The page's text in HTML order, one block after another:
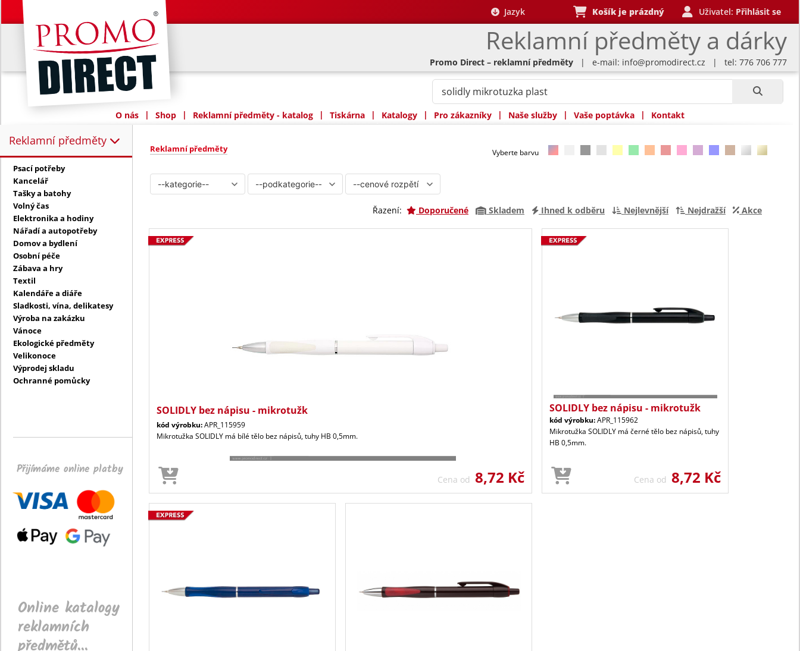
Reklamní předměty a dárky
Jazyk Košík je prázdný Uživatel: Přihlásit se
Promo Direct – reklamní předměty | e-mail: info@promodirect.cz | tel: 776 706 777
O nás | Shop | Reklamní předměty - katalog | Tiskárna | Katalogy | Pro zákazníky | Naše služby | Vaše poptávka | Kontakt
Reklamní předměty
Reklamní předměty:
Psací potřeby
Kancelář
Tašky a batohy
Volný čas
Elektronika a hodiny
Nářadí a autopotřeby
Domov a bydlení
Osobní péče
Zábava a hry
Textil
Kalendáře a diáře
Sladkosti, vína, delikatesy
Výroba na zakázku
Vánoce
Ekologické předměty
Velikonoce
Výprodej skladu
Ochranné pomůcky
Přijímáme online platby
Online katalogy
reklamních
předmětů...
Reklamní předměty Vyberte barvu
Řazení: Doporučené Skladem Ihned k odběru Nejlevnější Nejdražší Akce
SOLIDLY bez nápisu - mikrotužk
kód výrobku:APR_115959
Mikrotužka SOLIDLY má bílé tělo bez nápisů, tuhy HB 0,5mm.
Cena od 8,72 Kč
SOLIDLY bez nápisu - mikrotužk
kód výrobku:APR_115962
Mikrotužka SOLIDLY má černé tělo bez nápisů, tuhy
HB 0,5mm.
Cena od 8,72 Kč